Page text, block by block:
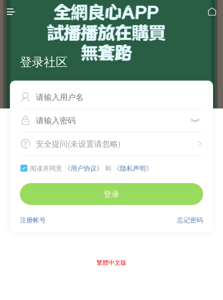
 
登录社区

 
 
安全提问(未设置请忽略)
 阅读并同意 《用户协议》 和 《隐私声明》
登录
忘记密码
注册帐号
繁體中文版